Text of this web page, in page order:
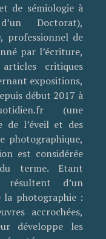
de sémiologie à
Doctorat),
professionnel de
par l’écriture,
critiques
expositions,
début 2017 à
(une
de l’éveil et des
photographique,
est considérée
terme. Etant
résultent d’un
la photographie :
accrochées,
développe les